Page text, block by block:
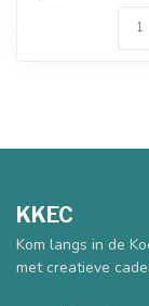
KKEC
Kom langs in de
met creatieve